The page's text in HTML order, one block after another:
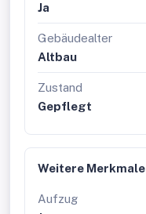
Ja
Gebäudealter
Altbau
Zustand
Gepflegt
Weitere Merkmale
Aufzug